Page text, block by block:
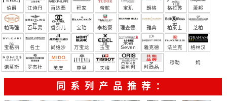
（恒
宝）
伯爵 江诗丹
顿
百达翡
丽
积家 帝舵 宝玑 朗格 格拉苏
蒂
萧邦
帕玛强
尼
百年灵 香奈儿 宝珀 泰格豪
雅
理查德.
米勒
雅典 柏莱士 芝柏
宝格丽 名士 尚维沙 万宝龙 玉宝 Seven
Friday
雅克德
罗
法兰克
穆勒
格林汉
姆
诺莫斯
罗杰杜 美度 尊皇 天梭 豪利时 时尚品
牌/原单
同系列产品推荐：